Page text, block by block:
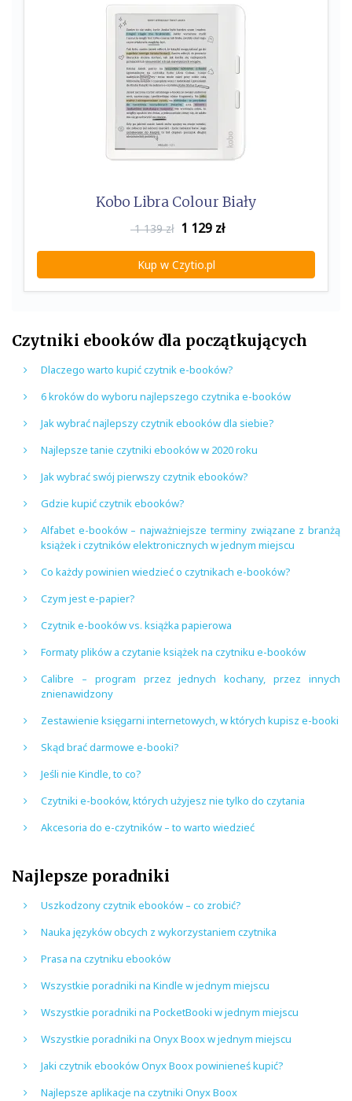
Kobo Libra Colour Biały
1 139 zł 1 129zł
Kup w Czytio.pl
Czytniki ebooków dla początkujących
Dlaczego warto kupić czytnik e-booków?
6 kroków do wyboru najlepszego czytnika e-booków
Jak wybrać najlepszy czytnik ebooków dla siebie?
Najlepsze tanie czytniki ebooków w 2020 roku
Jak wybrać swój pierwszy czytnik ebooków?
Gdzie kupić czytnik ebooków?
Alfabet e-booków – najważniejsze terminy związane z branżą
książek i czytników elektronicznych w jednym miejscu
Co każdy powinien wiedzieć o czytnikach e-booków?
Czym jest e-papier?
Czytnik e-booków vs. książka papierowa
Formaty plików a czytanie książek na czytniku e-booków
Calibre – program przez jednych kochany, przez innych
znienawidzony
Zestawienie księgarni internetowych, w których kupisz e-booki
Skąd brać darmowe e-booki?
Jeśli nie Kindle, to co?
Czytniki e-booków, których użyjesz nie tylko do czytania
Akcesoria do e-czytników – to warto wiedzieć
Najlepsze poradniki
Uszkodzony czytnik ebooków – co zrobić?
Nauka języków obcych z wykorzystaniem czytnika
Prasa na czytniku ebooków
Wszystkie poradniki na Kindle w jednym miejscu
Wszystkie poradniki na PocketBooki w jednym miejscu
Wszystkie poradniki na Onyx Boox w jednym miejscu
Jaki czytnik ebooków Onyx Boox powinieneś kupić?
Najlepsze aplikacje na czytniki Onyx Boox